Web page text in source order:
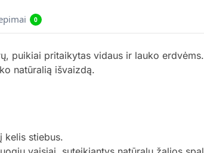
0
puikiai pritaikytas vidaus ir lauko
natūralią išvaizdą.
kelis stiebus.